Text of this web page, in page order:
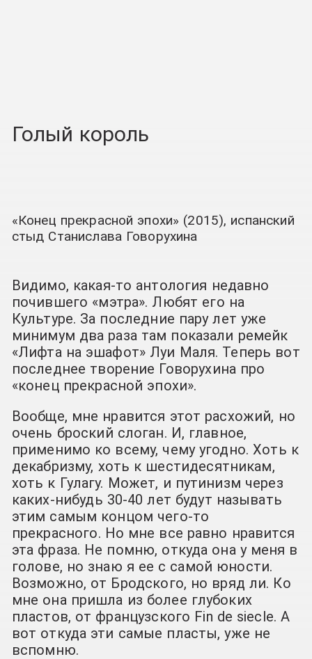
Голый король
«Конец прекрасной эпохи» (2015), испанский
стыд Станислава Говорухина
Видимо, какая-то антология недавно
почившего «мэтра». Любят его на
Культуре. За последние пару лет уже
минимум два раза там показали ремейк
«Лифта на эшафот» Луи Маля. Теперь вот
последнее творение Говорухина про
«конец прекрасной эпохи».
Вообще, мне нравится этот расхожий, но
очень броский слоган. И, главное,
применимо ко всему, чему угодно. Хоть к
декабризму, хоть к шестидесятникам,
хоть к Гулагу. Может, и путинизм через
каких-нибудь 30-40 лет будут называть
этим самым концом чего-то
прекрасного. Но мне все равно нравится
эта фраза. Не помню, откуда она у меня в
голове, но знаю я ее с самой юности.
Возможно, от Бродского, но вряд ли. Ко
мне она пришла из более глубоких
пластов, от французского Fin de siecle. А
вот откуда эти самые пласты, уже не
вспомню.